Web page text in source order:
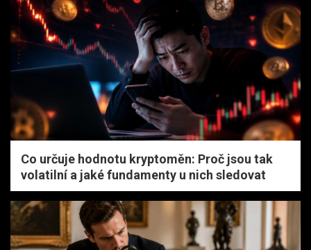
Co určuje hodnotu kryptoměn: Proč jsou tak
volatilní a jaké fundamenty u nich sledovat